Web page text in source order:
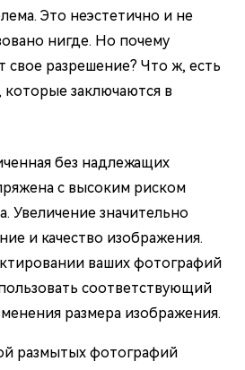
Это неэстетично и не
нигде. Но почему
свое разрешение? Что ж, есть
заключаются в
без надлежащих
с высоким риском
Увеличение значительно
и качество изображения.
ваших фотографий
соответствующий
размера изображения.
размытых фотографий